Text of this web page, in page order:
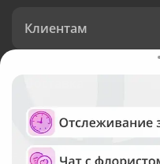
Клиентам
Язык интерфейса: Валюта: